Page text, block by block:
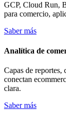
GCP, Cloud Run,
para comercio,
Saber más
Analítica de
Capas de reportes,
conectan
clara.
Saber más